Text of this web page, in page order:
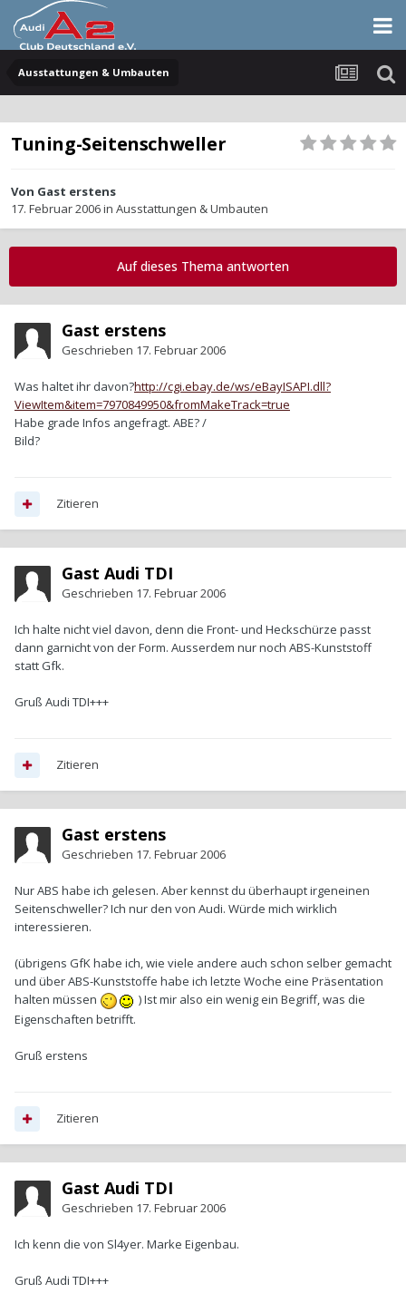
Ausstattungen & Umbauten
Tuning-Seitenschweller
Von Gast erstens
17. Februar 2006in Ausstattungen & Umbauten
Auf dieses Thema antworten
Gast erstens
Geschrieben 17. Februar 2006
Was haltet ihr davon?http://cgi.ebay.de/ws/eBayISAPI.dll?
ViewItem&item=7970849950&fromMakeTrack=true
Habe grade Infos angefragt. ABE? /
Bild?
Zitieren
Gast Audi TDI
Geschrieben 17. Februar 2006
Ich halte nicht viel davon, denn die Front- und Heckschürze passt
dann garnicht von der Form. Ausserdem nur noch ABS-Kunststoff
statt Gfk.
Gruß Audi TDI+++
Zitieren
Gast erstens
Geschrieben 17. Februar 2006
Nur ABS habe ich gelesen. Aber kennst du überhaupt irgeneinen
Seitenschweller? Ich nur den von Audi. Würde mich wirklich
interessieren.
(übrigens GfK habe ich, wie viele andere auch schon selber gemacht
und über ABS-Kunststoffe habe ich letzte Woche eine Präsentation
halten müssen
) Ist mir also ein wenig ein Begriff, was die
Eigenschaften betrifft.
Gruß erstens
Zitieren
Gast Audi TDI
Geschrieben 17. Februar 2006
Ich kenn die von Sl4yer. Marke Eigenbau.
Gruß Audi TDI+++